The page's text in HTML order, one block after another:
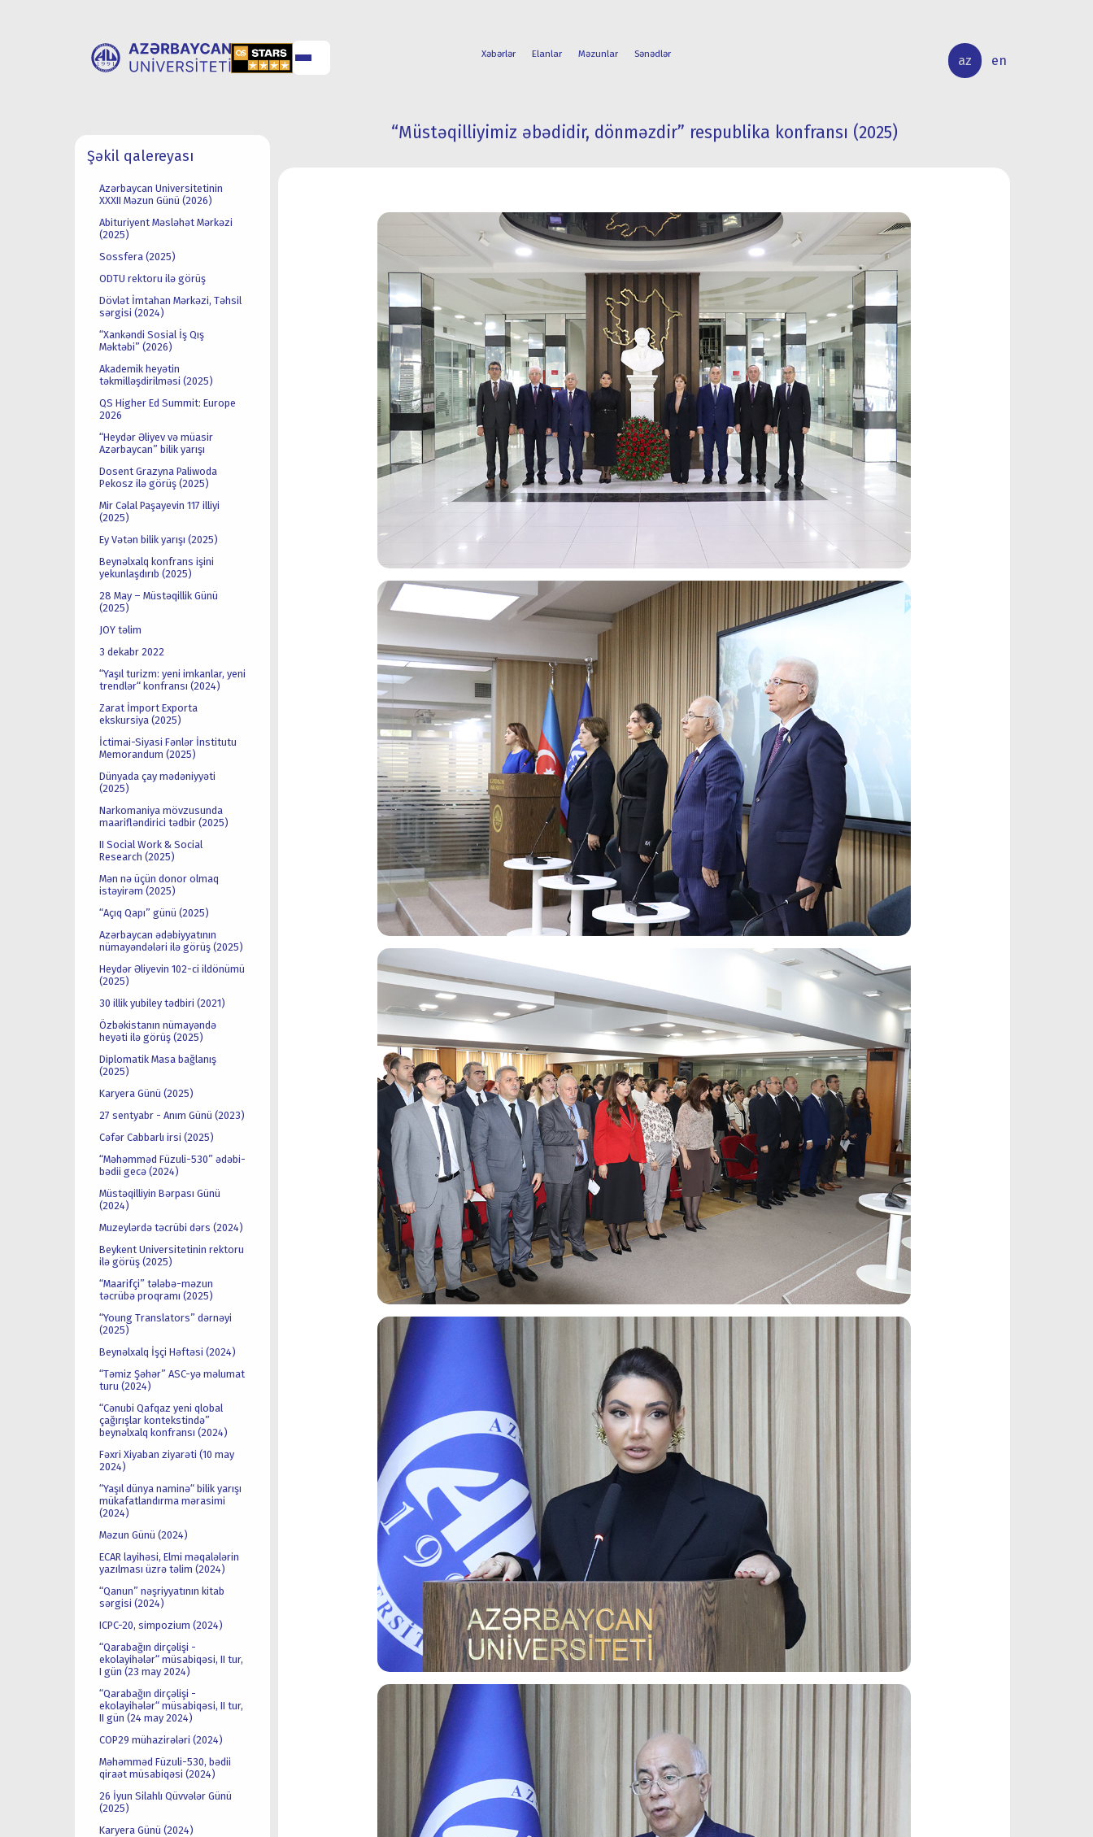
Xəbərlər Elanlar Məzunlar Sənədlər az en
UNİVERSİTET
HAQQINDA
FAKÜLTƏLƏR
Şəkil qalereyası
Azərbaycan Universitetinin
XXXII Məzun Günü (2026)
Abituriyent Məsləhət Mərkəzi
(2025)
Sossfera (2025)
ODTU rektoru ilə görüş
Dövlət İmtahan Mərkəzi, Təhsil
sərgisi (2024)
“Xankəndi Sosial İş Qış
Məktəbi” (2026)
Akademik heyətin
təkmilləşdirilməsi (2025)
QS Higher Ed Summit: Europe
2026
“Heydər Əliyev və müasir
Azərbaycan” bilik yarışı
Dosent Grazyna Paliwoda
Pekosz ilə görüş (2025)
Mir Cəlal Paşayevin 117 illiyi
(2025)
Ey Vətən bilik yarışı (2025)
Beynəlxalq konfrans işini
yekunlaşdırıb (2025)
28 May – Müstəqillik Günü
(2025)
JOY təlim
3 dekabr 2022
“Yaşıl turizm: yeni imkanlar, yeni
trendlər“ konfransı (2024)
Zarat İmport Exporta
ekskursiya (2025)
İctimai-Siyasi Fənlər İnstitutu
Memorandum (2025)
Dünyada çay mədəniyyəti
(2025)
Narkomaniya mövzusunda
maarifləndirici tədbir (2025)
II Social Work & Social
Research (2025)
Mən nə üçün donor olmaq
istəyirəm (2025)
“Açıq Qapı” günü (2025)
Azərbaycan ədəbiyyatının
nümayəndələri ilə görüş (2025)
Heydər Əliyevin 102-ci ildönümü
(2025)
30 illik yubiley tədbiri (2021)
Özbəkistanın nümayəndə
heyəti ilə görüş (2025)
Diplomatik Masa bağlanış
(2025)
Karyera Günü (2025)
27 sentyabr - Anım Günü (2023)
Cəfər Cabbarlı irsi (2025)
“Məhəmməd Füzuli-530” ədəbi-
bədii gecə (2024)
Müstəqilliyin Bərpası Günü
(2024)
Muzeylərdə təcrübi dərs (2024)
Beykent Universitetinin rektoru
ilə görüş (2025)
“Maarifçi” tələbə-məzun
təcrübə proqramı (2025)
“Young Translators” dərnəyi
(2025)
Beynəlxalq İşçi Həftəsi (2024)
“Təmiz Şəhər” ASC-yə məlumat
turu (2024)
“Cənubi Qafqaz yeni qlobal
çağırışlar kontekstində”
beynəlxalq konfransı (2024)
Fəxri Xiyaban ziyarəti (10 may
2024)
“Yaşıl dünya naminə“ bilik yarışı
mükafatlandırma mərasimi
(2024)
Məzun Günü (2024)
ECAR layihəsi, Elmi məqalələrin
yazılması üzrə təlim (2024)
“Qanun” nəşriyyatının kitab
sərgisi (2024)
ICPC-20, simpozium (2024)
“Qarabağın dirçəlişi -
ekolayihələr“ müsabiqəsi, II tur,
I gün (23 may 2024)
“Qarabağın dirçəlişi -
ekolayihələr“ müsabiqəsi, II tur,
II gün (24 may 2024)
COP29 mühazirələri (2024)
Məhəmməd Füzuli-530, bədii
qiraət müsabiqəsi (2024)
26 İyun Silahlı Qüvvələr Günü
(2025)
Karyera Günü (2024)
“Müstəqilliyimiz əbədidir, dönməzdir” respublika konfransı (2025)